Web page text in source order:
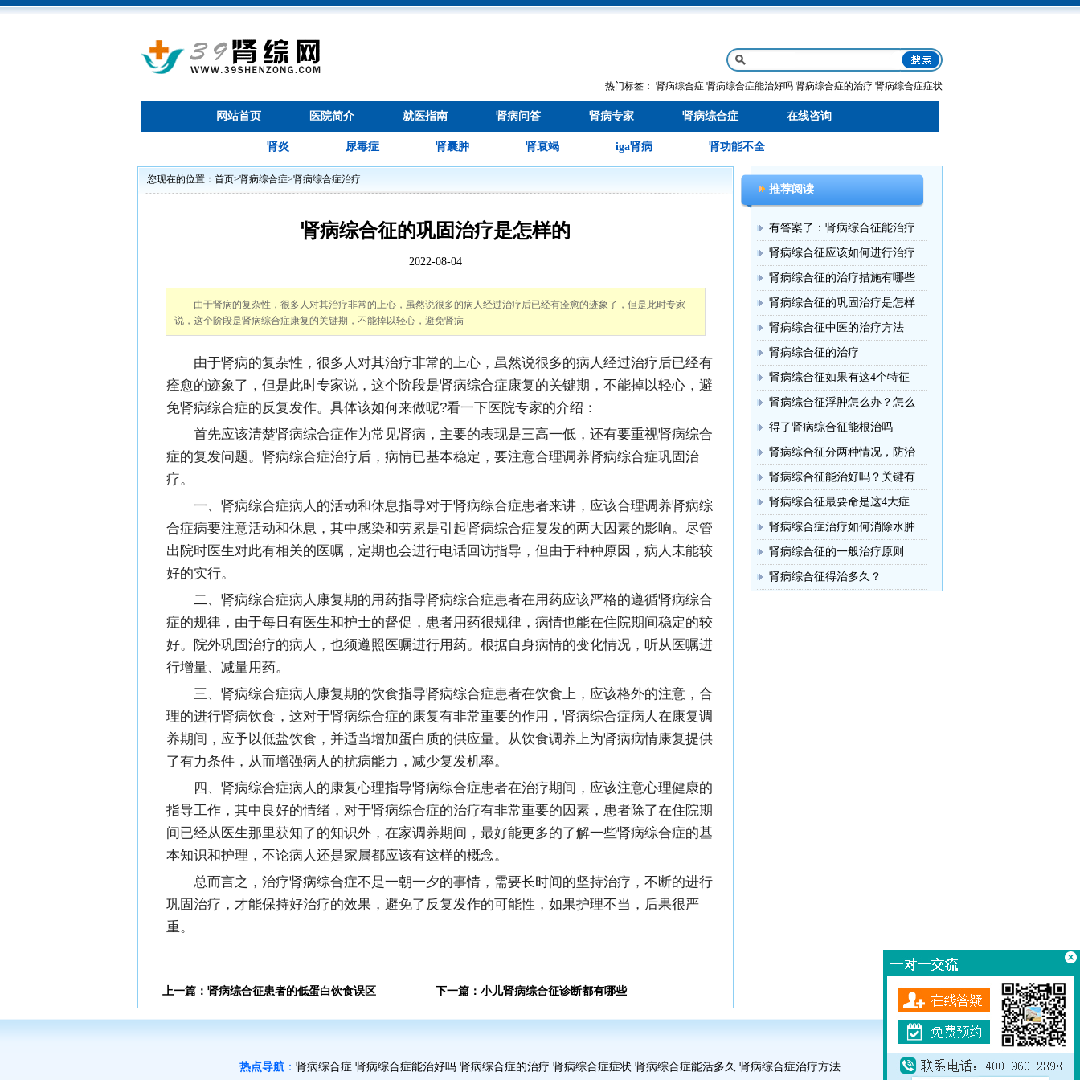
热门标签： 肾病综合症 肾病综合症能治好吗 肾病综合症的治疗 肾病综合症症状
网站首页 医院简介 就医指南 肾病问答 肾病专家 肾病综合症 在线咨询
肾炎 尿毒症 肾囊肿 肾衰竭 iga肾病 肾功能不全
您现在的位置： 首页>肾病综合症>肾病综合症治疗
肾病综合征的巩固治疗是怎样的
2022-08-04
由于肾病的复杂性，很多人对其治疗非常的上心，虽然说很多的病人经过治疗后已经有痊愈的迹象了，但是此时专家
说，这个阶段是肾病综合症康复的关键期，不能掉以轻心，避免肾病
由于肾病的复杂性，很多人对其治疗非常的上心，虽然说很多的病人经过治疗后已经有
痊愈的迹象了，但是此时专家说，这个阶段是肾病综合症康复的关键期，不能掉以轻心，避
免肾病综合症的反复发作。具体该如何来做呢?看一下医院专家的介绍：
首先应该清楚肾病综合症作为常见肾病，主要的表现是三高一低，还有要重视肾病综合
症的复发问题。肾病综合症治疗后，病情已基本稳定，要注意合理调养肾病综合症巩固治
疗。
一、肾病综合症病人的活动和休息指导对于肾病综合症患者来讲，应该合理调养肾病综
合症病要注意活动和休息，其中感染和劳累是引起肾病综合症复发的两大因素的影响。尽管
出院时医生对此有相关的医嘱，定期也会进行电话回访指导，但由于种种原因，病人未能较
好的实行。
二、肾病综合症病人康复期的用药指导肾病综合症患者在用药应该严格的遵循肾病综合
症的规律，由于每日有医生和护士的督促，患者用药很规律，病情也能在住院期间稳定的较
好。院外巩固治疗的病人，也须遵照医嘱进行用药。根据自身病情的变化情况，听从医嘱进
行增量、减量用药。
三、肾病综合症病人康复期的饮食指导肾病综合症患者在饮食上，应该格外的注意，合
理的进行肾病饮食，这对于肾病综合症的康复有非常重要的作用，肾病综合症病人在康复调
养期间，应予以低盐饮食，并适当增加蛋白质的供应量。从饮食调养上为肾病病情康复提供
了有力条件，从而增强病人的抗病能力，减少复发机率。
四、肾病综合症病人的康复心理指导肾病综合症患者在治疗期间，应该注意心理健康的
指导工作，其中良好的情绪，对于肾病综合症的治疗有非常重要的因素，患者除了在住院期
间已经从医生那里获知了的知识外，在家调养期间，最好能更多的了解一些肾病综合症的基
本知识和护理，不论病人还是家属都应该有这样的概念。
总而言之，治疗肾病综合症不是一朝一夕的事情，需要长时间的坚持治疗，不断的进行
巩固治疗，才能保持好治疗的效果，避免了反复发作的可能性，如果护理不当，后果很严
重。
上一篇： 肾病综合征患者的低蛋白饮食误区 下一篇： 小儿肾病综合征诊断都有哪些
推荐阅读
有答案了：肾病综合征能治疗
肾病综合征应该如何进行治疗
肾病综合征的治疗措施有哪些
肾病综合征的巩固治疗是怎样
肾病综合征中医的治疗方法
肾病综合征的治疗
肾病综合征如果有这4个特征
肾病综合征浮肿怎么办？怎么
得了肾病综合征能根治吗
肾病综合征分两种情况，防治
肾病综合征能治好吗？关键有
肾病综合征最要命是这4大症
肾病综合症治疗如何消除水肿
肾病综合征的一般治疗原则
肾病综合征得治多久？
热点导航 ： 肾病综合症 肾病综合症能治好吗 肾病综合症的治疗 肾病综合症症状 肾病综合症能活多久 肾病综合症治疗方法